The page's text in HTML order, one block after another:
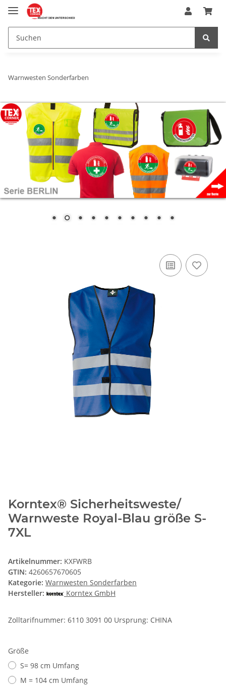
Warnwesten Sonderfarben
Korntex® Sicherheitsweste/
Warnweste Royal-Blau größe S-
7XL
Artikelnummer: KXFWRB
GTIN: 4260657670605
Kategorie: Warnwesten Sonderfarben
Hersteller:
Korntex GmbH
Zolltarifnummer: 6110 3091 00 Ursprung: CHINA
Größe
S= 98 cm Umfang
M = 104 cm Umfang